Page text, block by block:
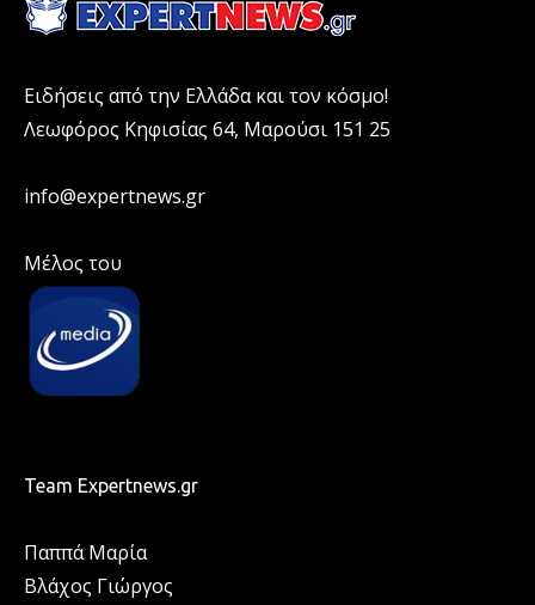
Ειδήσεις από την Ελλάδα και τον κόσμο!
Λεωφόρος Κηφισίας 64, Μαρούσι 151 25
info@expertnews.gr
Μέλος του
Team Expertnews.gr
Παππά Μαρία
Βλάχος Γιώργος